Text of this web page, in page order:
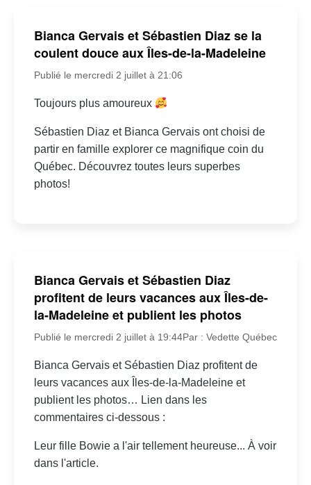
Bianca Gervais et Sébastien Diaz se la
coulent douce aux Îles-de-la-Madeleine
Publié le mercredi 2 juillet à 21:06
Toujours plus amoureux
Sébastien Diaz et Bianca Gervais ont choisi de
partir en famille explorer ce magnifique coin du
Québec. Découvrez toutes leurs superbes
photos!
Bianca Gervais et Sébastien Diaz
profitent de leurs vacances aux Îles-de-
la-Madeleine et publient les photos
Publié le mercredi 2 juillet à 19:44Par : Vedette Québec
Bianca Gervais et Sébastien Diaz profitent de
leurs vacances aux Îles-de-la-Madeleine et
publient les photos… Lien dans les
commentaires ci-dessous :
Leur fille Bowie a l'air tellement heureuse... À voir
dans l'article.